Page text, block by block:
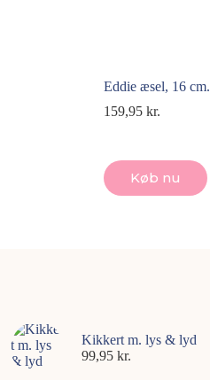
Eddie æsel, 16 cm.
159,95 kr.
Køb nu
Kikkert m. lys & lyd
99,95 kr.